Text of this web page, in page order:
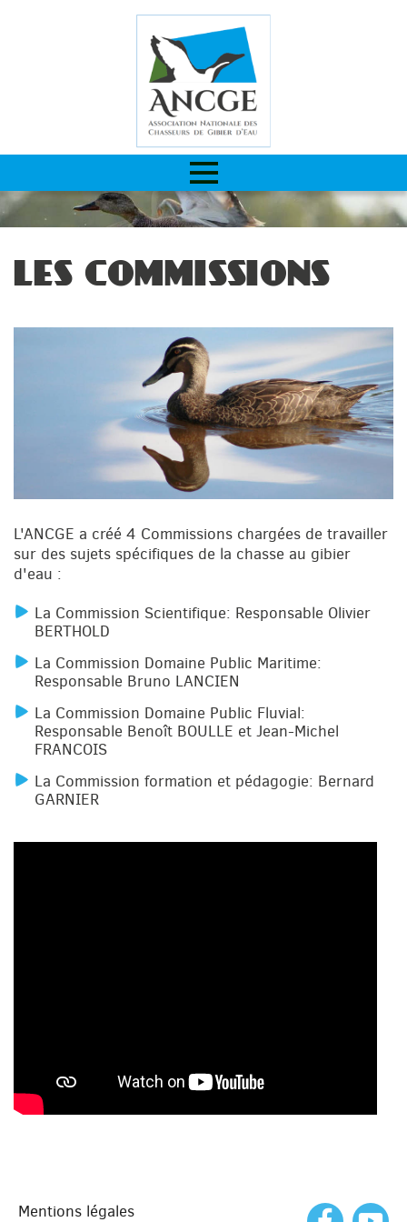
LES COMMISSIONS
L'ANCGE a créé 4 Commissions chargées de travailler
sur des sujets spécifiques de la chasse au gibier
d'eau :
La Commission Scientifique: Responsable Olivier
BERTHOLD
La Commission Domaine Public Maritime:
Responsable Bruno LANCIEN
La Commission Domaine Public Fluvial:
Responsable Benoît BOULLE et Jean-Michel
FRANCOIS
La Commission formation et pédagogie: Bernard
GARNIER
Mentions légales